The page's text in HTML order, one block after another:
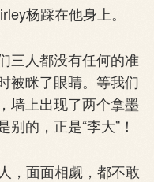
杨踩在他身上。
人都没有任何的准
被眯了眼睛。等我们
墙上出现了两个拿墨
的，正是“李大”！
面面相觑，都不敢